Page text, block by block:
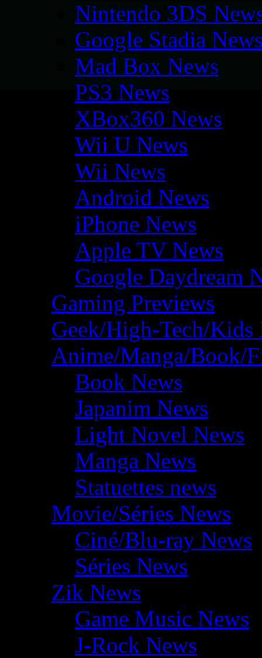
Nintendo 3DS
Google Stadia
Mad Box News
PS3 News
XBox360 News
Wii U News
Wii News
Android News
iPhone News
Apple TV News
Google Daydream
Gaming Previews
Geek/High-Tech/Kids
Anime/Manga/Book/
Book News
Japanim News
Light Novel News
Manga News
Statuettes news
Movie/Séries News
Ciné/Blu-ray News
Séries News
Zik News
Game Music News
J-Rock News